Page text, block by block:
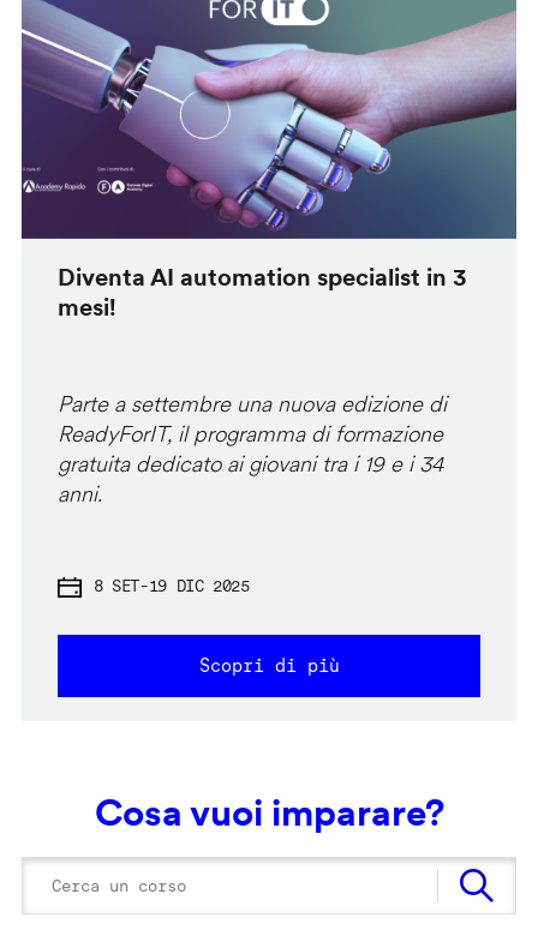
Diventa AI automation specialist in 3
mesi!
Parte a settembre una nuova edizione di
ReadyForIT, il programma di formazione
gratuita dedicato ai giovani tra i 19 e i 34
anni.
8 SET-19 DIC 2025
Scopri di più
Cosa vuoi imparare?